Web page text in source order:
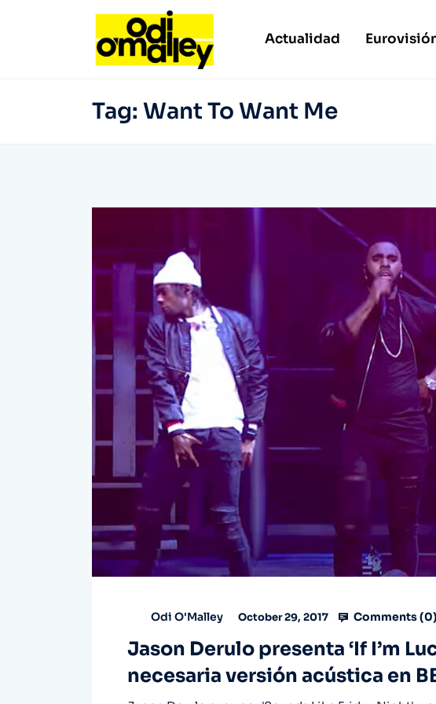
Actualidad
Tag: Want To Want Me
Odi O'Malley October 29, 2017 Comments (0)
Jason Derulo presenta ‘If I’m
necesaria versión acústica en